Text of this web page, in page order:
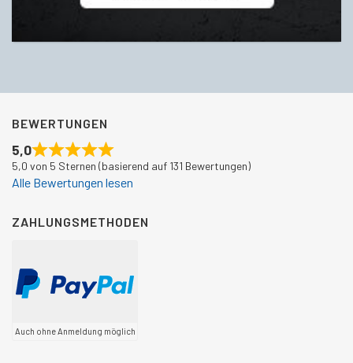
BEWERTUNGEN
5,0
5,0 von 5 Sternen (basierend auf 131 Bewertungen)
Alle Bewertungen lesen
ZAHLUNGSMETHODEN
Auch ohne Anmeldung möglich